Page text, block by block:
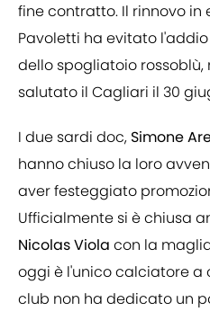
fine contratto. Il rinnovo in
Pavoletti ha evitato
dello spogliatoio
salutato il Cagliari il 30
I due sardi doc, Simone
hanno chiuso la loro
aver festeggiato
Ufficialmente si è chiusa
Nicolas Viola con la
oggi è l'unico calciatore a
club non ha dedicato un